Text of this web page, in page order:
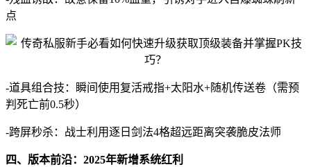
点
-道具组合技：瞬间使用复活戒指+太阳水+随机传送卷（需预
判死亡前0.5秒）
-跨屏秒杀：战士利用逐日剑法4格超远距离突袭脆皮法师
四、版本前沿：2025年新增系统红利